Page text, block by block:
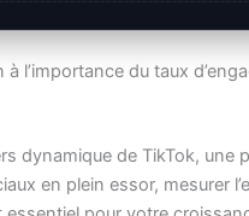
l’importance du taux
dynamique de TikTok, une
en plein essor, mesurer